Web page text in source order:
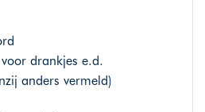
drankjes e.d.
anders vermeld)